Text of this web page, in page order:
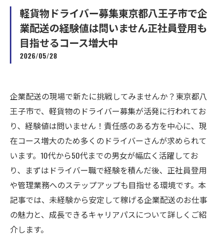
軽貨物ドライバー募集東京都八王子市で企
業配送の経験値は問いません正社員登用も
目指せるコース増大中
2026/05/28
企業配送の現場で新たに挑戦してみませんか？東京都八
王子市で、軽貨物のドライバー募集が活発に行われてお
り、経験値は問いません！責任感のある方を中心に、現
在コース増大のため多くのドライバーさんが求められて
います。10代から50代までの男女が幅広く活躍してお
り、まずはドライバー職で経験を積んだ後、正社員登用
や管理業務へのステップアップも目指せる環境です。本
記事では、未経験から安定して稼げる企業配送のお仕事
の魅力と、成長できるキャリアパスについて詳しくご紹
介します。